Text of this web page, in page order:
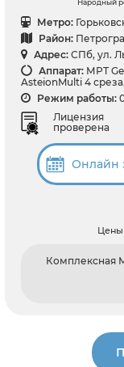
Народный
Метро:
Район:
Адрес: СПб, ул.
Аппарат: МРТ
AsteionMulti 4
Режим работы:
Лицензия
проверена
Онлайн
Цены
Комплексная